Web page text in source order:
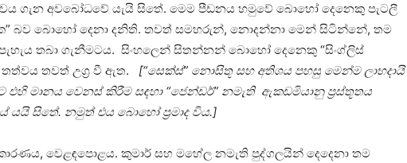
ගැන අවබෝධවේ යැයි සිතේ. මෙම පීඩනය හමුවේ බොහෝ දෙනෙකු පැටලී
බව බොහෝ දෙනා දනිති. තවත් සමහරුන්, නොදන්නා මෙන් සිටින්නේ, තම
තබා ගැනීමටය. සිංහලෙන් සිතන්නන් බොහෝ දෙනෙකු “සිංග්ලිස්
තවත් උග්‍ර වී ඇත. [“සෙක්ස්” නොසිතූ සහ අතිශය පහසු මෙන්ම ලාභදායි
එහි මානය වෙනස් කිරීම සඳහා “ජෙන්ඩර්” නමැති ඇකඩමියානු ප්‍රස්තූතය
යයි සිතේ. නමුත් එය බොහෝ ප්‍රමාද විය.]
වෙළඳපොළය. කුමාර් සහ මහේල නමැති පුද්ගලයින් දෙදෙනා තම